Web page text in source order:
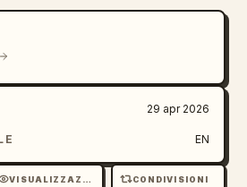
bilanciata.
frontale esteso in avanti,
protezione.
indietro in copertura
incrociate.
bassa, braccio che spazza
a gancio attraverso il
29 apr 2026
EN
VISUALIZZAZIONI CONDIVISIONI